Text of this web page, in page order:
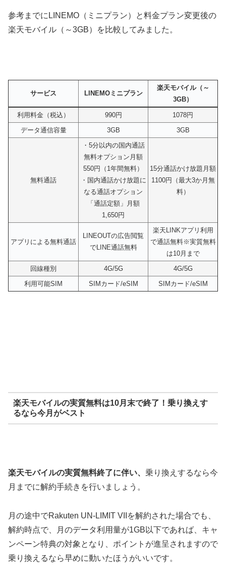
参考までにLINEMO（ミニプラン）と料金プラン変更後の
楽天モバイル（～3GB）を比較してみました。
サービス LINEMOミニプラン
楽天モバイル（～
3GB）
利用料金（税込） 990円
1078円
データ通信容量
3GB 3GB
無料通話
・5分以内の国内通話
無料オプション月額
550円（1年間無料）
・国内通話かけ放題に
なる通話オプション
「通話定額」月額
1,650円
15分通話かけ放題月額
1100円（最大3か月無
料）
アプリによる無料通話
LINEOUTの広告閲覧
でLINE通話無料
楽天LINKアプリ利用
で通話無料※実質無料
は10月まで
回線種別
4G/5G
4G/5G
利用可能SIM
SIMカード/eSIM SIMカード/eSIM
楽天モバイルの実質無料は10月末で終了！乗り換えす
るなら今月がベスト
楽天モバイルの実質無料終了に伴い、 乗り換えするなら今
月までに解約手続きを行いましょう。
月の途中でRakuten UN-LIMIT VIIを解約された場合でも、
解約時点で、月のデータ利用量が1GB以下であれば、キャ
ンペーン特典の対象となり、ポイントが進呈されますので
乗り換えるなら早めに動いたほうがいいです。